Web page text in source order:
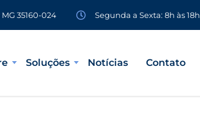
35160-024 Segunda a Sexta: 8h às 18h
Soluções Notícias Contato